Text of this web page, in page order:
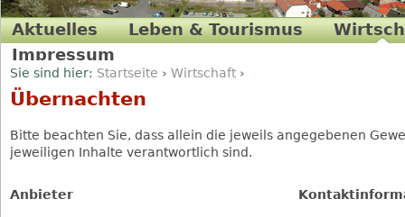
Sie sind hier: Startseite › Wirtschaft ›
Übernachten
Bitte beachten Sie, dass allein die jeweils angegebenen
jeweiligen Inhalte verantwortlich sind.
Anbieter
Aktuelles Leben & Tourismus
Impressum
Übernachten Essen & Trinken Gesundheit & Wellness